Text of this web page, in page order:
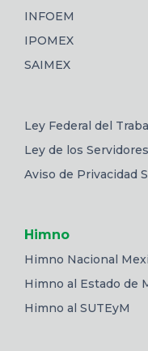
INFOEM
IPOMEX
SAIMEX
Ley Federal del
Ley de los
Aviso de Privacidad
Himno
Himno Nacional
Himno al Estado de
Himno al SUTEyM